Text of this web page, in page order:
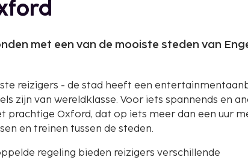
met een van de mooiste steden van
reizigers - de stad heeft een
zijn van wereldklasse. Voor iets spannends en
prachtige Oxford, dat op iets meer dan een uur
en treinen tussen de steden.
regeling bieden reizigers verschillende